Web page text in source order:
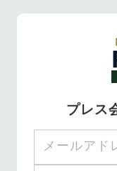
プレス